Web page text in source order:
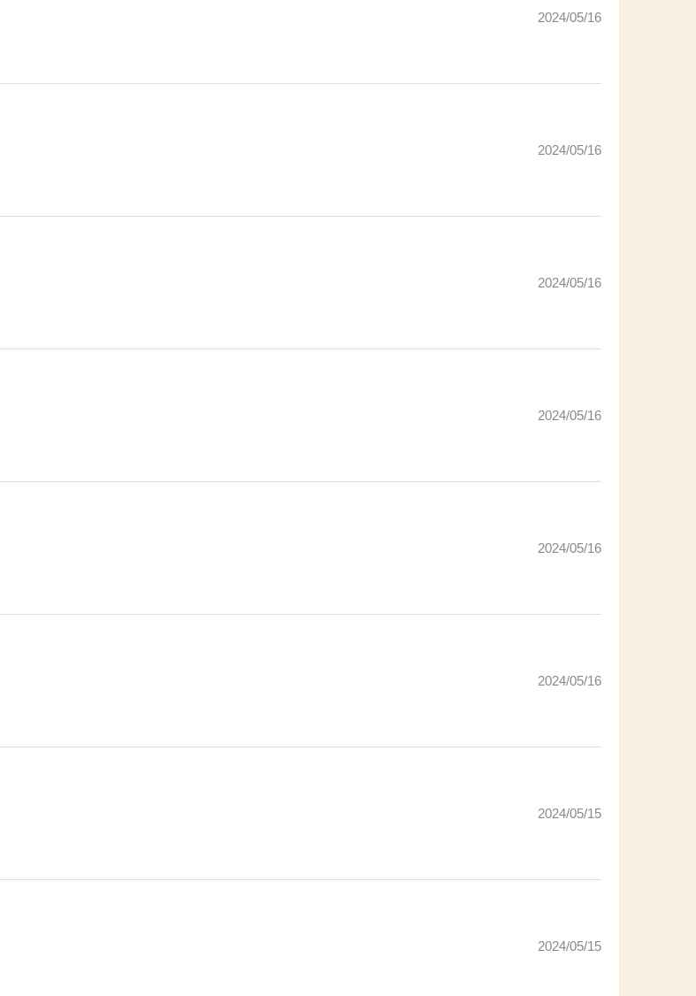
2024/05/16
2024/05/16
2024/05/16
2024/05/16
2024/05/16
2024/05/16
2024/05/15
2024/05/15